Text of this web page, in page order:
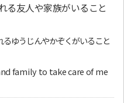
る友人や家族がいること
ゆうじんやかぞくがいること
family to take care of me